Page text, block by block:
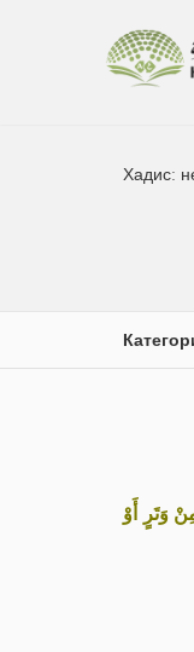
Хадис:
وَتَرٍ أَوْ